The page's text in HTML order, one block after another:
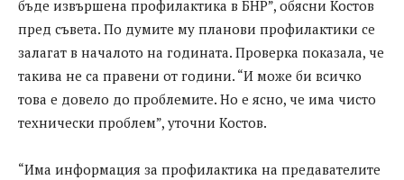
бъде извършена профилактика в БНР”, обясни Костов
пред съвета. По думите му планови профилактики се
залагат в началото на годината. Проверка показала, че
такива не са правени от години. “И може би всичко
това е довело до проблемите. Но е ясно, че има чисто
технически проблем”, уточни Костов.
“Има информация за профилактика на предавателите